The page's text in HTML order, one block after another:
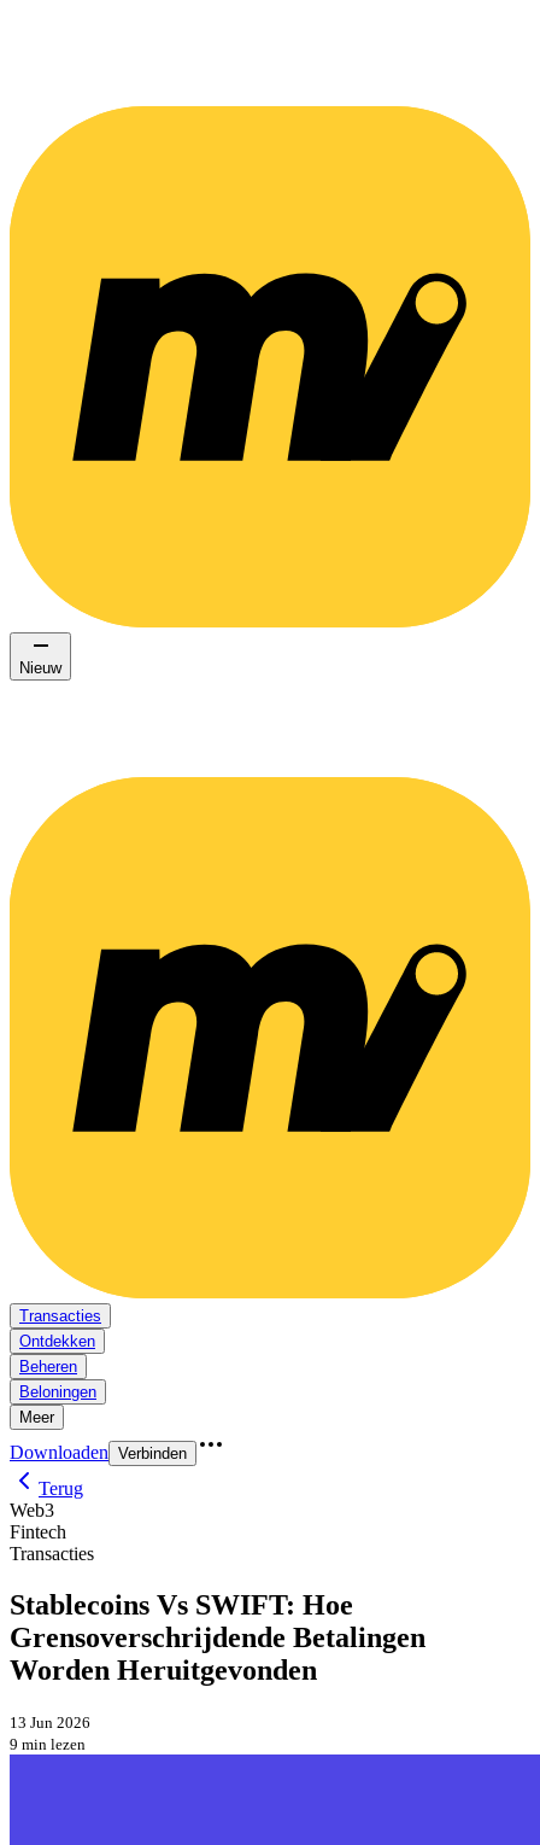
Nieuw
Transacties
Ontdekken
Beheren
Beloningen
Meer
Downloaden Verbinden
Terug
Web3
Fintech
Transacties
Stablecoins Vs SWIFT: Hoe
Grensoverschrijdende Betalingen
Worden Heruitgevonden
13 Jun 2026
9 min lezen